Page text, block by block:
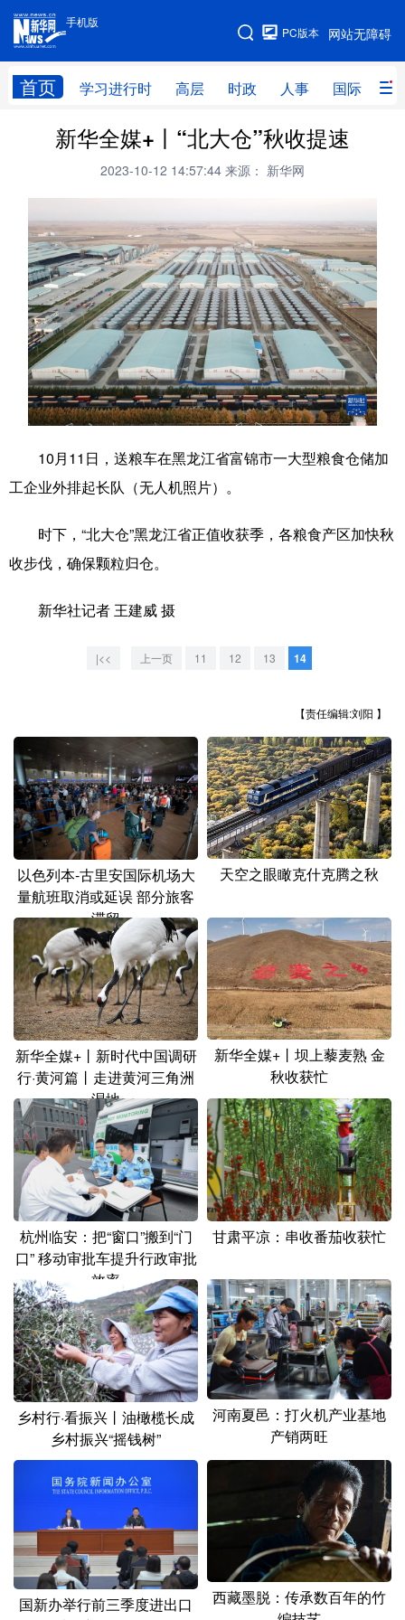
手机版
网站无障碍
PC版本
首页 学习进行时 高层 时政 人事 国际 财
手机版
网站地图
学习进行时 高层 时政 人事
财经 网评
科技 科创 量子 体育
文化 书画 健康 军事
访谈 视频 图片 政务
法律 中央文件 金融 汽车
食品 人居 信息化 数字经济
城市 旅游
公益 一带一路
辽宁 吉林 上海 江苏
浙江 安徽 福建 江西
山东 河南 湖北 湖南
广东 广西 海南 重庆
四川 贵州
陕西 甘肃 青海 宁夏
新疆 内蒙古 黑龙江
多语种频道
English Español Français
Русский язык 日本語 한국어
Deutsch Português
新华全媒+丨“北大仓”秋收提速
2023-10-12 14:57:44 来源： 新华网
10月11日，送粮车在黑龙江省富锦市一大型粮食仓储加
工企业外排起长队（无人机照片）。
时下，“北大仓”黑龙江省正值收获季，各粮食产区加快秋
收步伐，确保颗粒归仓。
新华社记者 王建威 摄
|<< 上一页 11 12 13 14
【责任编辑:刘阳 】
以色列本-古里安国际机场大
量航班取消或延误 部分旅客
滞留
天空之眼瞰克什克腾之秋
新华全媒+丨新时代中国调研
行·黄河篇丨走进黄河三角洲
湿地
新华全媒+丨坝上藜麦熟 金
秋收获忙
杭州临安：把“窗口”搬到“门
口” 移动审批车提升行政审批
效率
甘肃平凉：串收番茄收获忙
乡村行·看振兴丨油橄榄长成
乡村振兴“摇钱树”
河南夏邑：打火机产业基地
产销两旺
国新办举行前三季度进出口
西藏墨脱：传承数百年的竹